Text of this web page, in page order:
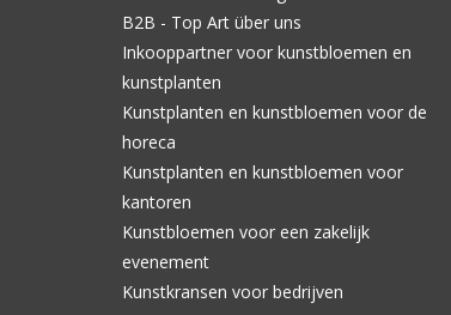
B2B - Top Art über uns
Inkooppartner voor kunstbloemen en
kunstplanten
Kunstplanten en kunstbloemen voor de
horeca
Kunstplanten en kunstbloemen voor
kantoren
Kunstbloemen voor een zakelijk
evenement
Kunstkransen voor bedrijven